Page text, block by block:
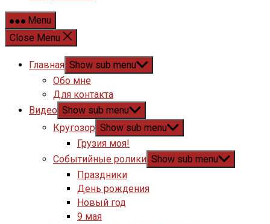
Menu
Close Menu
Главная Show sub menu
Обо мне
Для контакта
Видео Show sub menu
Кругозор Show sub menu
Грузия моя!
Событийные ролики Show sub menu
Праздники
День рождения
Новый год
9 мая